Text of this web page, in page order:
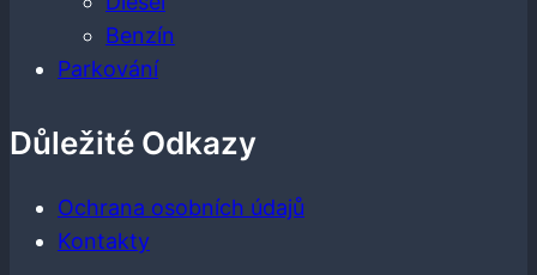
Benzín
Parkování
Důležité Odkazy
Ochrana osobních údajů
Kontakty